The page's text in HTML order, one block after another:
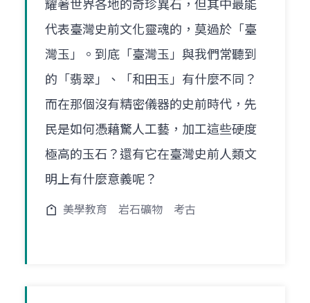
耀著世界各地的奇珍異石，但其中最能
代表臺灣史前文化靈魂的，莫過於「臺
灣玉」。到底「臺灣玉」與我們常聽到
的「翡翠」、「和田玉」有什麼不同？
而在那個沒有精密儀器的史前時代，先
民是如何憑藉驚人工藝，加工這些硬度
極高的玉石？還有它在臺灣史前人類文
明上有什麼意義呢？
美學教育 岩石礦物 考古